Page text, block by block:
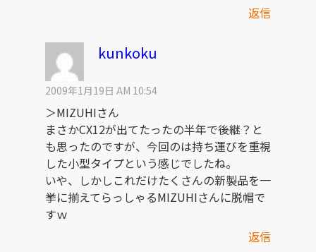
返信
kunkoku
2009年1月19日 AM 10:54
＞MIZUHIさん
まさかCX12が出てたったの半年で後継？と
も思ったのですが、今回のは持ち運びを重視
した小型タイプという感じでしたね。
いや、しかしこれだけたくさんの新製品を一
挙に揃えてらっしゃるMIZUHIさんに脱帽で
すｗ
返信